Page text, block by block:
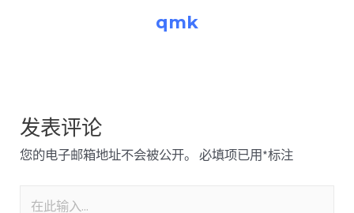
qmk
发表评论
您的电子邮箱地址不会被公开。 必填项已用*标注